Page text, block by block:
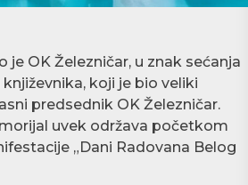
je OK Železničar, u znak sećanja
koji je bio veliki
predsednik OK Železničar.
uvek održava početkom
„Dani Radovana Belog